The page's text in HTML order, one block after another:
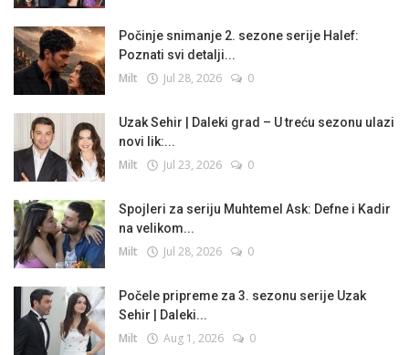
Počinje snimanje 2. sezone serije Halef:
Poznati svi detalji...
Milt Jul 28, 2026 0
Uzak Sehir | Daleki grad – U treću sezonu ulazi
novi lik:...
Milt Jul 23, 2026 0
Spojleri za seriju Muhtemel Ask: Defne i Kadir
na velikom...
Milt Jul 28, 2026 0
Počele pripreme za 3. sezonu serije Uzak
Sehir | Daleki...
Milt Aug 1, 2026 0